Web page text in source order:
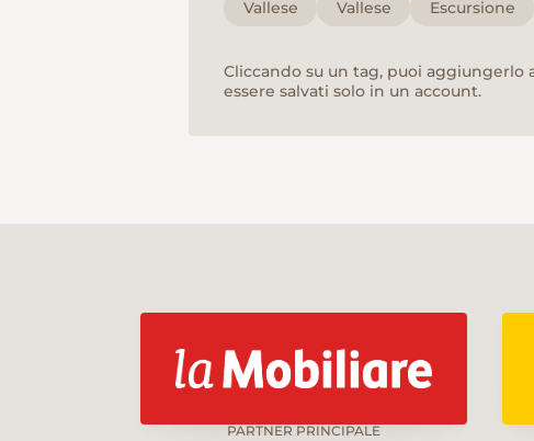
Vallese Vallese Escursione
Cliccando su un tag, puoi
essere salvati solo in un account.
PARTNER PRINCIPALE